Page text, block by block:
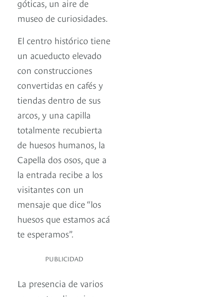
góticas, un aire de
museo de curiosidades.
El centro histórico tiene
un acueducto elevado
con construcciones
convertidas en cafés y
tiendas dentro de sus
arcos, y una capilla
totalmente recubierta
de huesos humanos, la
Capella dos osos, que a
la entrada recibe a los
visitantes con un
mensaje que dice “los
huesos que estamos acá
te esperamos”.
PUBLICIDAD
La presencia de varios